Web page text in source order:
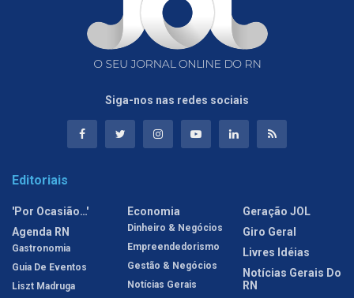
Siga-nos nas redes sociais
Editoriais
'Por Ocasião…'
Agenda RN
Gastronomia
Guia De Eventos
Liszt Madruga
Economia
Dinheiro & Negócios
Empreendedorismo
Gestão & Negócios
Notícias Gerais
Geração JOL
Giro Geral
Livres Idéias
Notícias Gerais Do
RN